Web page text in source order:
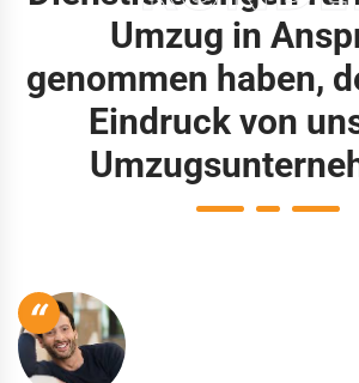
Umzug in
genommen haben,
Eindruck von
“